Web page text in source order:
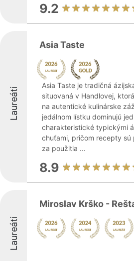
9.2
Laureáti
Asia Taste
Asia Taste je tradičná
situovaná v Handlovej,
na autentické kulinárske
jedálnom lístku dominujú
charakteristické typickými
chuťami, pričom recepty sú
za použitia ...
8.9
Laureáti
Miroslav Krško -